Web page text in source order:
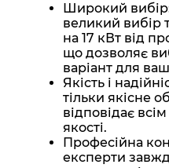
Широкий
великий вибір
на 17 кВт від
що дозволяє
варіант для
Якість і
тільки якісне
відповідає
якості.
Професійна
експерти